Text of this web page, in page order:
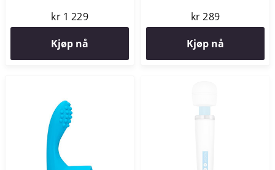
kr 1 229
Kjøp nå
kr 289
Kjøp nå